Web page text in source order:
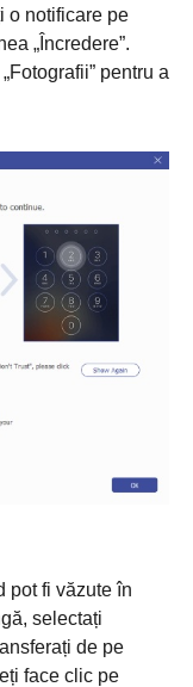
o notificare pe
„Încredere”.
pentru a
pot fi văzute în
selectați
de pe
face clic pe